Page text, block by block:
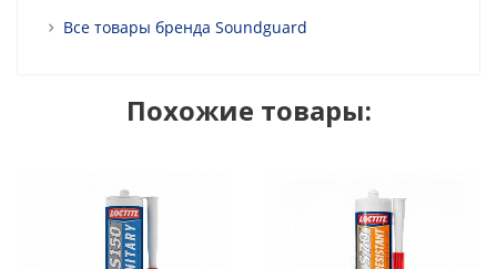
Все товары бренда Soundguard
Похожие товары: